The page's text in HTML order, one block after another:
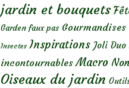
jardin et bouquets
Garden faux pas Gourmandises
Insectes Inspirations Joli Duo
incontournables Macro
Oiseaux du jardin